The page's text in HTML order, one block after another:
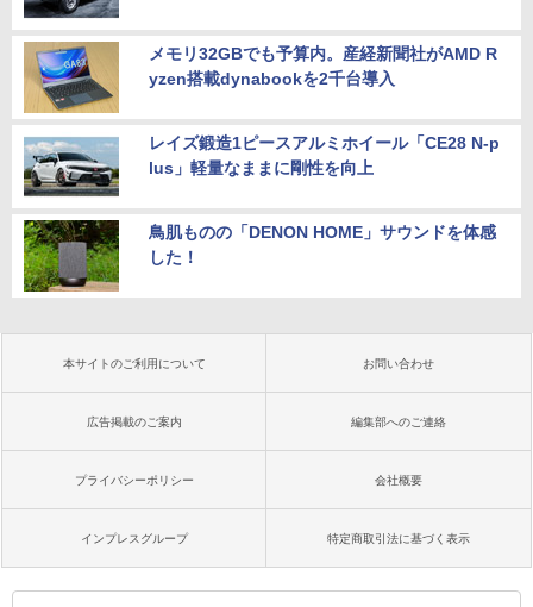
メモリ32GBでも予算内。産経新聞社がAMD R
yzen搭載dynabookを2千台導入
レイズ鍛造1ピースアルミホイール「CE28 N-p
lus」軽量なままに剛性を向上
鳥肌ものの「DENON HOME」サウンドを体感
した！
本サイトのご利用について お問い合わせ
広告掲載のご案内 編集部へのご連絡
プライバシーポリシー 会社概要
インプレスグループ 特定商取引法に基づく表示